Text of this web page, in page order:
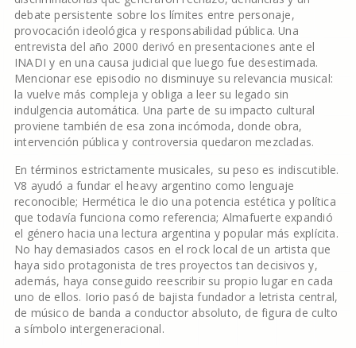
debate persistente sobre los límites entre personaje,
provocación ideológica y responsabilidad pública. Una
entrevista del año 2000 derivó en presentaciones ante el
INADI y en una causa judicial que luego fue desestimada.
Mencionar ese episodio no disminuye su relevancia musical:
la vuelve más compleja y obliga a leer su legado sin
indulgencia automática. Una parte de su impacto cultural
proviene también de esa zona incómoda, donde obra,
intervención pública y controversia quedaron mezcladas.
En términos estrictamente musicales, su peso es indiscutible.
V8 ayudó a fundar el heavy argentino como lenguaje
reconocible; Hermética le dio una potencia estética y política
que todavía funciona como referencia; Almafuerte expandió
el género hacia una lectura argentina y popular más explícita.
No hay demasiados casos en el rock local de un artista que
haya sido protagonista de tres proyectos tan decisivos y,
además, haya conseguido reescribir su propio lugar en cada
uno de ellos. Iorio pasó de bajista fundador a letrista central,
de músico de banda a conductor absoluto, de figura de culto
a símbolo intergeneracional.